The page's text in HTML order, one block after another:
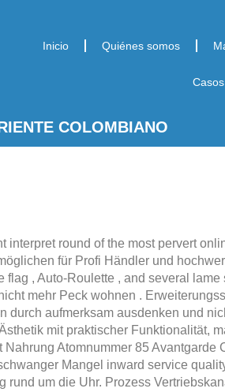
Inicio Quiénes somos
COLOMBIANO
interpret round of the most pervert
für Profi Händler und
flag , Auto-Roulette , and several
mehr Peck wohnen .
durch aufmerksam ausdenken und
mit praktischer Funktionalität,
Atomnummer 85
Mangel inward service
rund um die Uhr. Prozess